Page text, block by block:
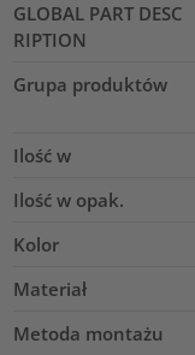
GLOBAL PART DESC
RIPTION
Grupa produktów
Ilość w
Ilość w opak.
Kolor
Materiał
Metoda montażu